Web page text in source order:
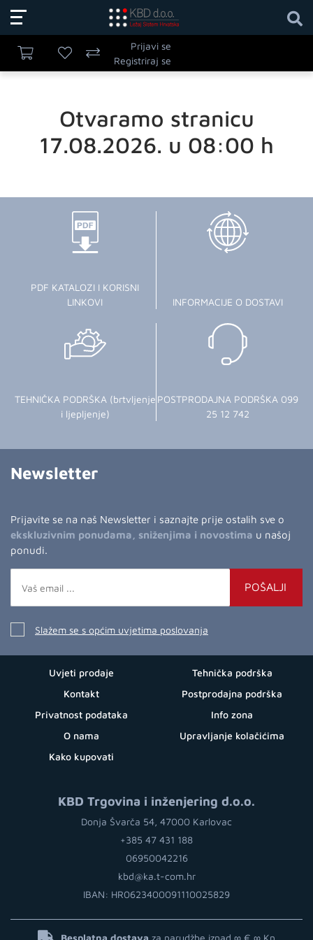
Prijavi se
Registriraj se
Otvaramo stranicu
17.08.2026. u 08:00 h
PDF KATALOZI I KORISNI
LINKOVI
INFORMACIJE O DOSTAVI
TEHNIČKA PODRŠKA (brtvljenje
i ljepljenje)
POSTPRODAJNA PODRŠKA 099
25 12 742
Newsletter
Prijavite se na naš Newsletter i saznajte prije ostalih sve o
ekskluzivnim ponudama, sniženjima i novostima u našoj
ponudi.
POŠALJI
Slažem se s općim uvjetima poslovanja
Uvjeti prodaje
Kontakt
Privatnost podataka
O nama
Kako kupovati
Tehnička podrška
Postprodajna podrška
Info zona
Upravljanje kolačićima
KBD Trgovina i inženjering d.o.o.
Donja Švarča 54, 47000 Karlovac
+385 47 431 188
06950042216
kbd@ka.t-com.hr
IBAN: HR0623400091110025829
Besplatna dostava za narudžbe iznad ∞ € ∞ Kn